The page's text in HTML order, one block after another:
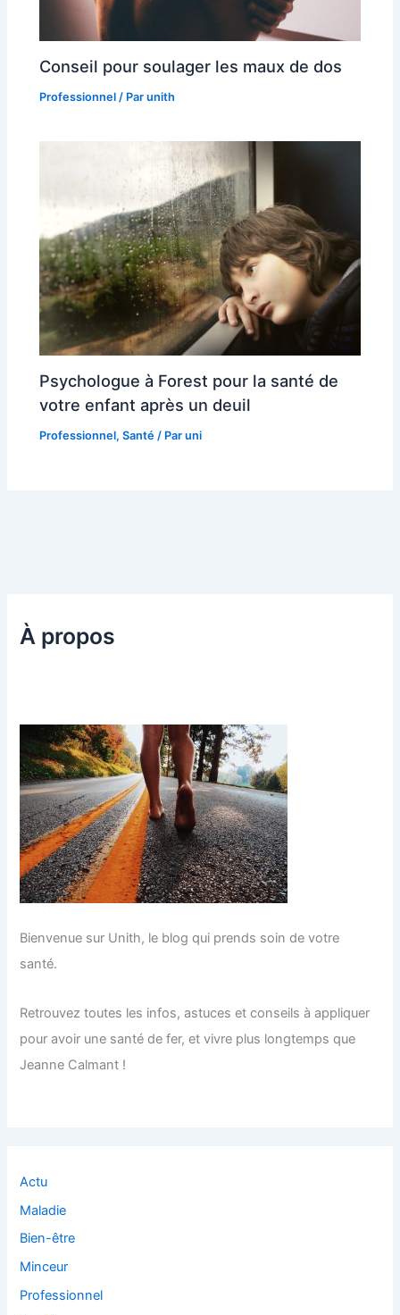
Conseil pour soulager les maux de dos
Professionnel / Parunith
Psychologue à Forest pour la santé de
votre enfant après un deuil
Professionnel,Santé / Paruni
À propos
Bienvenue sur Unith, le blog qui prends soin de votre
santé.
Retrouvez toutes les infos, astuces et conseils à appliquer
pour avoir une santé de fer, et vivre plus longtemps que
Jeanne Calmant !
Actu
Maladie
Bien-être
Minceur
Professionnel